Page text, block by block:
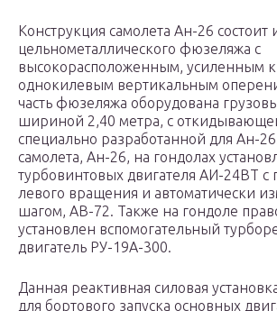
Конструкция самолета Ан-26 состоит
цельнометаллического фюзеляжа с
высокорасположенным, усиленным
однокилевым вертикальным
часть фюзеляжа оборудована
шириной 2,40 метра, с
специально разработанной для Ан-
самолета, Ан-26, на гондолах
турбовинтовых двигателя АИ-24ВТ с
левого вращения и автоматически
шагом, АВ-72. Также на гондоле
установлен вспомогательный
двигатель РУ-19A-300.
Данная реактивная силовая
для бортового запуска основных